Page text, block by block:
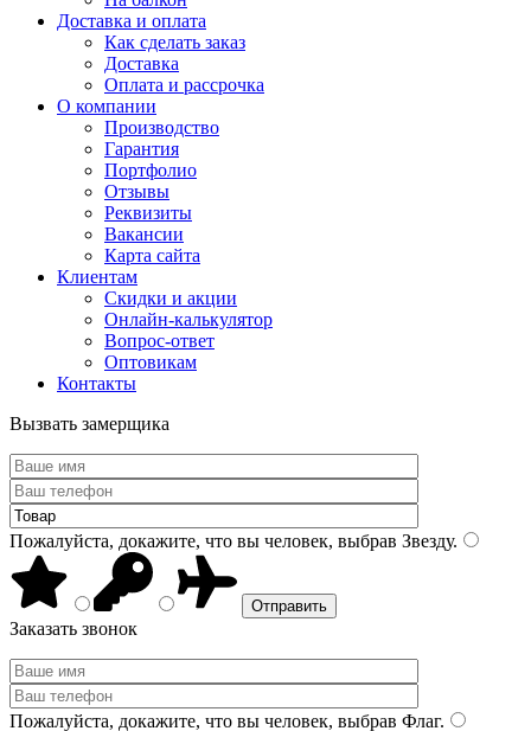
Доставка и оплата
Как сделать заказ
Доставка
Оплата и рассрочка
О компании
Производство
Гарантия
Портфолио
Отзывы
Реквизиты
Вакансии
Карта сайта
Клиентам
Скидки и акции
Онлайн-калькулятор
Вопрос-ответ
Оптовикам
Контакты
Вызвать замерщика
Пожалуйста, докажите, что вы человек, выбрав Звезду.
Заказать звонок
Пожалуйста, докажите, что вы человек, выбрав Флаг.